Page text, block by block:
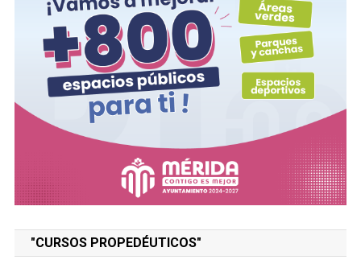
"CURSOS PROPEDÉUTICOS"